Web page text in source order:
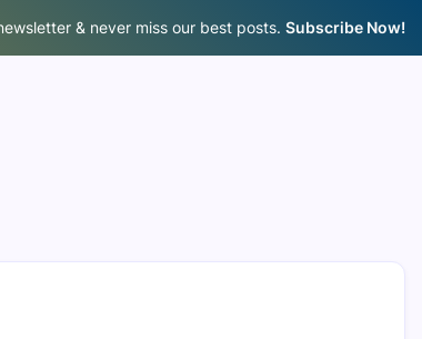
& never miss our best posts. Subscribe Now!